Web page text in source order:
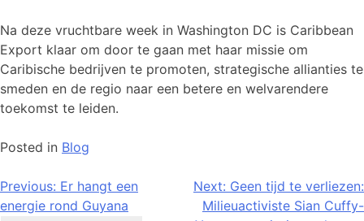
Na deze vruchtbare week in Washington DC is Caribbean
Export klaar om door te gaan met haar missie om
Caribische bedrijven te promoten, strategische allianties te
smeden en de regio naar een betere en welvarendere
toekomst te leiden.
Posted in Blog
Bericht
Previous: Er hangt een
energie rond Guyana
Next: Geen tijd te verliezen:
Milieuactiviste Sian Cuffy-